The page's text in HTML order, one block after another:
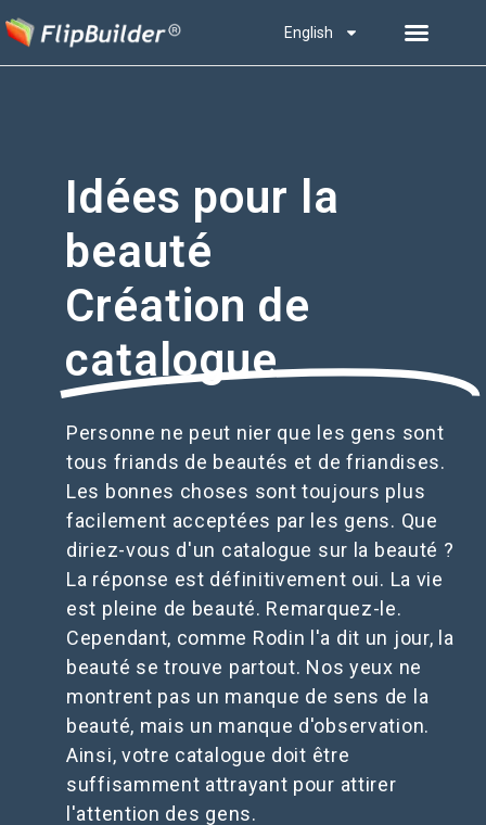
English
Idées pour la
beauté
Création de
catalogue
Personne ne peut nier que les gens sont
tous friands de beautés et de friandises.
Les bonnes choses sont toujours plus
facilement acceptées par les gens. Que
diriez-vous d'un catalogue sur la beauté ?
La réponse est définitivement oui. La vie
est pleine de beauté. Remarquez-le.
Cependant, comme Rodin l'a dit un jour, la
beauté se trouve partout. Nos yeux ne
montrent pas un manque de sens de la
beauté, mais un manque d'observation.
Ainsi, votre catalogue doit être
suffisamment attrayant pour attirer
l'attention des gens.